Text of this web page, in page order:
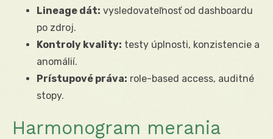
Lineage dát: vysledovateľnosť od dashboardu
po zdroj.
Kontroly kvality: testy úplnosti, konzistencie a
anomálií.
Prístupové práva: role-based access, auditné
stopy.
Harmonogram merania